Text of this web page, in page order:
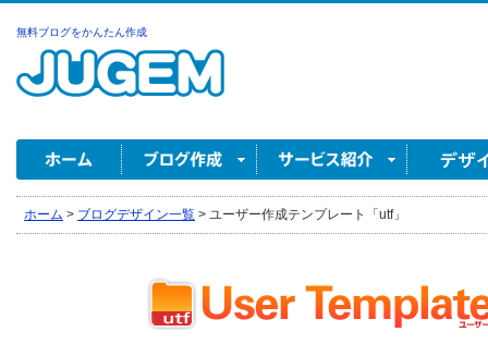
無料ブログをかんたん作成
ホーム > ブログデザイン一覧 > ユーザー作成テンプレート「utf」